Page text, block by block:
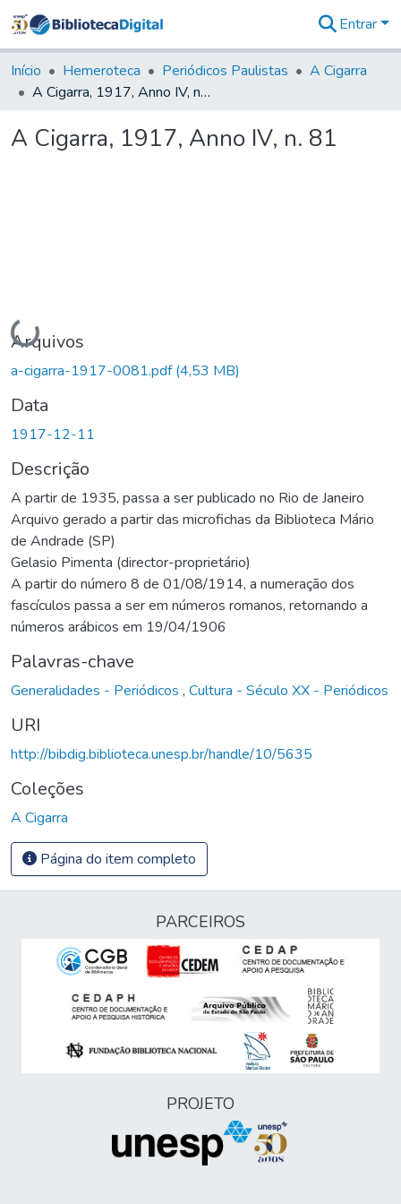
&
Coleções
Tudo na
Digital
Entrar
Início Hemeroteca Periódicos Paulistas
A Cigarra
A Cigarra, 1917, Anno IV, n. 81
A Cigarra, 1917, Anno IV, n. 81
Carregando...
Arquivos
a-cigarra-1917-0081.pdf(4,53 MB)
Data
1917-12-11
Descrição
A partir de 1935, passa a ser publicado no Rio de Janeiro
Arquivo gerado a partir das microfichas da Biblioteca Mário
de Andrade (SP)
Gelasio Pimenta (director-proprietário)
A partir do número 8 de 01/08/1914, a numeração dos
fascículos passa a ser em números romanos, retornando a
números arábicos em 19/04/1906
Palavras-chave
Generalidades - Periódicos , Cultura - Século XX - Periódicos
URI
http://bibdig.biblioteca.unesp.br/handle/10/5635
Coleções
A Cigarra
Página do item completo
PARCEIROS
PROJETO